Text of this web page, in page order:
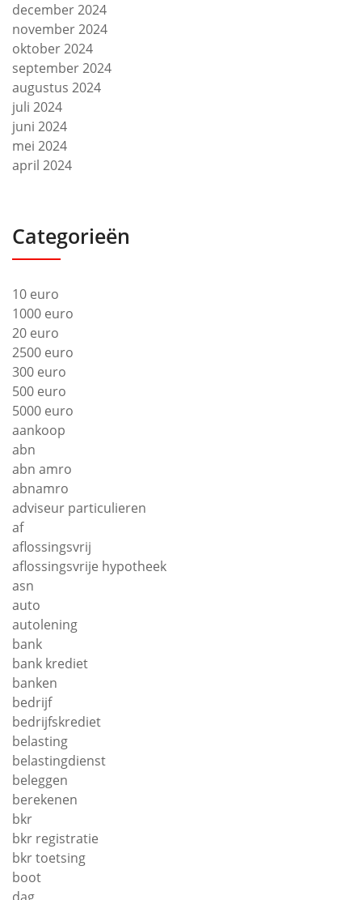
december 2024
november 2024
oktober 2024
september 2024
augustus 2024
juli 2024
juni 2024
mei 2024
april 2024
Categorieën
10 euro
1000 euro
20 euro
2500 euro
300 euro
500 euro
5000 euro
aankoop
abn
abn amro
abnamro
adviseur particulieren
af
aflossingsvrij
aflossingsvrije hypotheek
asn
auto
autolening
bank
bank krediet
banken
bedrijf
bedrijfskrediet
belasting
belastingdienst
beleggen
berekenen
bkr
bkr registratie
bkr toetsing
boot